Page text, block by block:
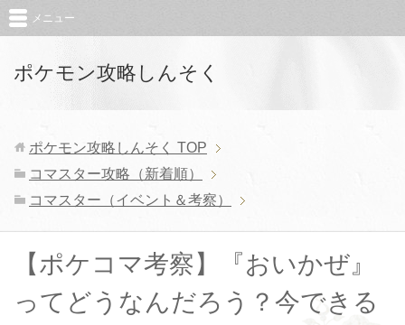
ポケモン攻略しんそく
メニュー
ポケモン攻略しんそく TOP
コマスター攻略（新着順）
コマスター（イベント＆考察）
【ポケコマ考察】『おいかぜ』
ってどうなんだろう？今できる